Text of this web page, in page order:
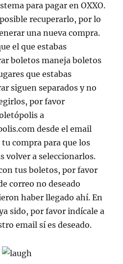
para pagar en OXXO.
recuperarlo, por lo
una nueva compra.
el que estabas
boletos maneja boletos
que estabas
siguen separados y no
por favor
a
desde el email
compra para que los
volver a seleccionarlos.
tus boletos, por favor
correo no deseado
haber llegado ahí. En
sido, por favor indícale a
email sí es deseado.